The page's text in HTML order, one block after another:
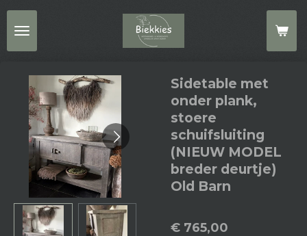
Ga
direct
naar
hoofdinhoud
Sidetable met
onder plank,
stoere
schuifsluiting
(NIEUW MODEL
breder deurtje)
Old Barn
€ 765,00